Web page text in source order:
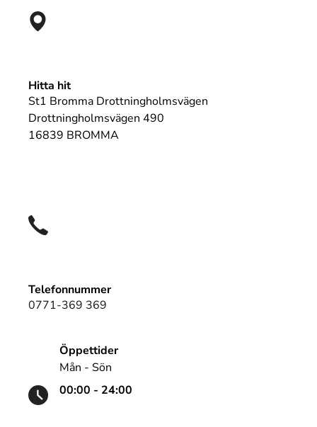
Hitta hit
St1 Bromma Drottningholmsvägen
Drottningholmsvägen 490
16839 BROMMA
Telefonnummer
0771-369 369
Öppettider
Mån - Sön
00:00 - 24:00